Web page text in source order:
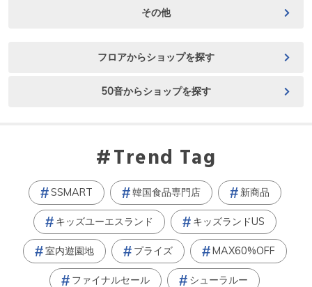
その他
フロアからショップを探す
50音からショップを探す
Trend Tag
SSMART 韓国食品専門店 新商品
キッズユーエスランド キッズランドUS
室内遊園地 プライズ MAX60%OFF
ファイナルセール シューラルー